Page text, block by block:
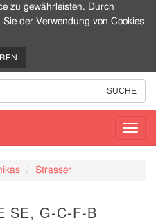
0
Strasser
SE, G-C-F-B
zu gewährleisten. Durch
der Verwendung von Cookies